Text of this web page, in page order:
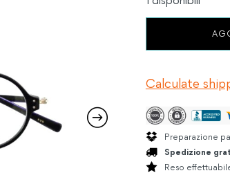
quantità
Calculate
Preparazione
Spedizione
Reso